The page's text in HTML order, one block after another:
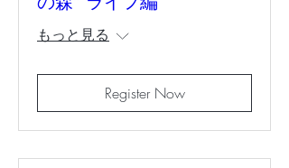
もっと見る
Register Now